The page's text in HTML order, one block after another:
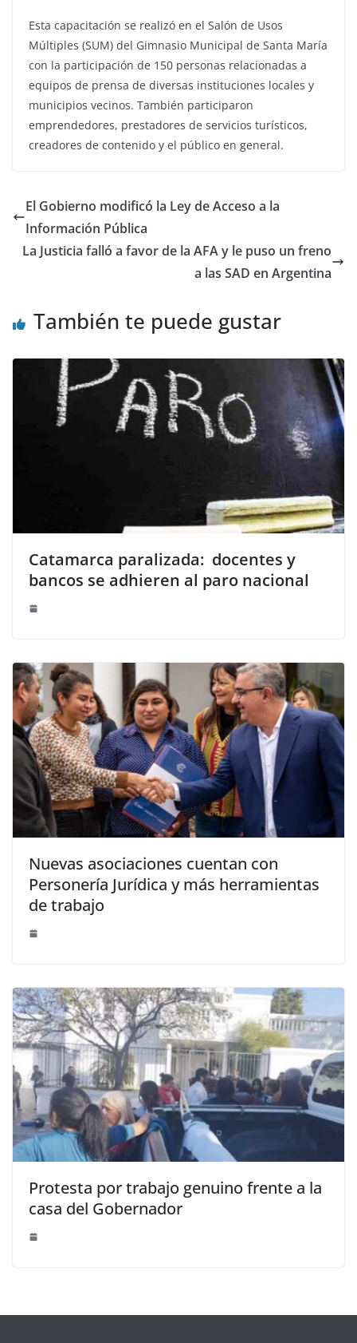
Esta capacitación se realizó en el Salón de Usos
Múltiples (SUM) del Gimnasio Municipal de Santa María
con la participación de 150 personas relacionadas a
equipos de prensa de diversas instituciones locales y
municipios vecinos. También participaron
emprendedores, prestadores de servicios turísticos,
creadores de contenido y el público en general.
El Gobierno modificó la Ley de Acceso a la
Información Pública
La Justicia falló a favor de la AFA y le puso un freno
a las SAD en Argentina
También te puede gustar
Catamarca paralizada: docentes y
bancos se adhieren al paro nacional
Nuevas asociaciones cuentan con
Personería Jurídica y más herramientas
de trabajo
Protesta por trabajo genuino frente a la
casa del Gobernador